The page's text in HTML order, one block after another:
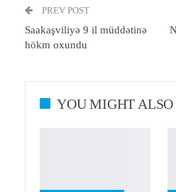
Email
PREV POST
Saakaşviliyə 9 il müddətinə
hökm oxundu
YOU MIGHT